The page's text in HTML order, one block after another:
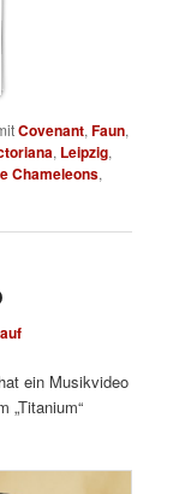
Covenant,Faun,
, Leipzig,
Chameleons,
ein Musikvideo
„Titanium“